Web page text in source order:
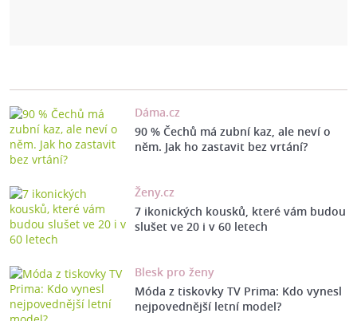
Dáma.cz
90 % Čechů má zubní kaz, ale neví o
něm. Jak ho zastavit bez vrtání?
Ženy.cz
7 ikonických kousků, které vám budou
slušet ve 20 i v 60 letech
Blesk pro ženy
Móda z tiskovky TV Prima: Kdo vynesl
nejpovednější letní model?